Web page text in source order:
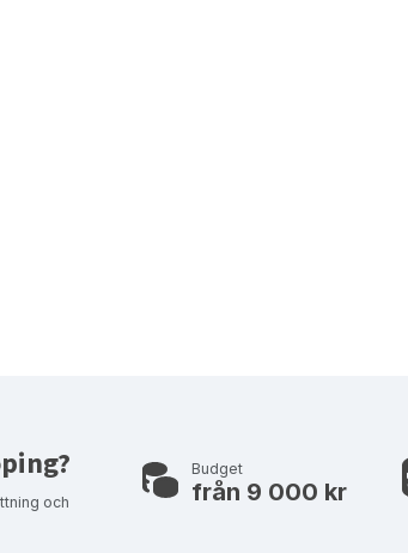
och
Budget
från 9 000 kr